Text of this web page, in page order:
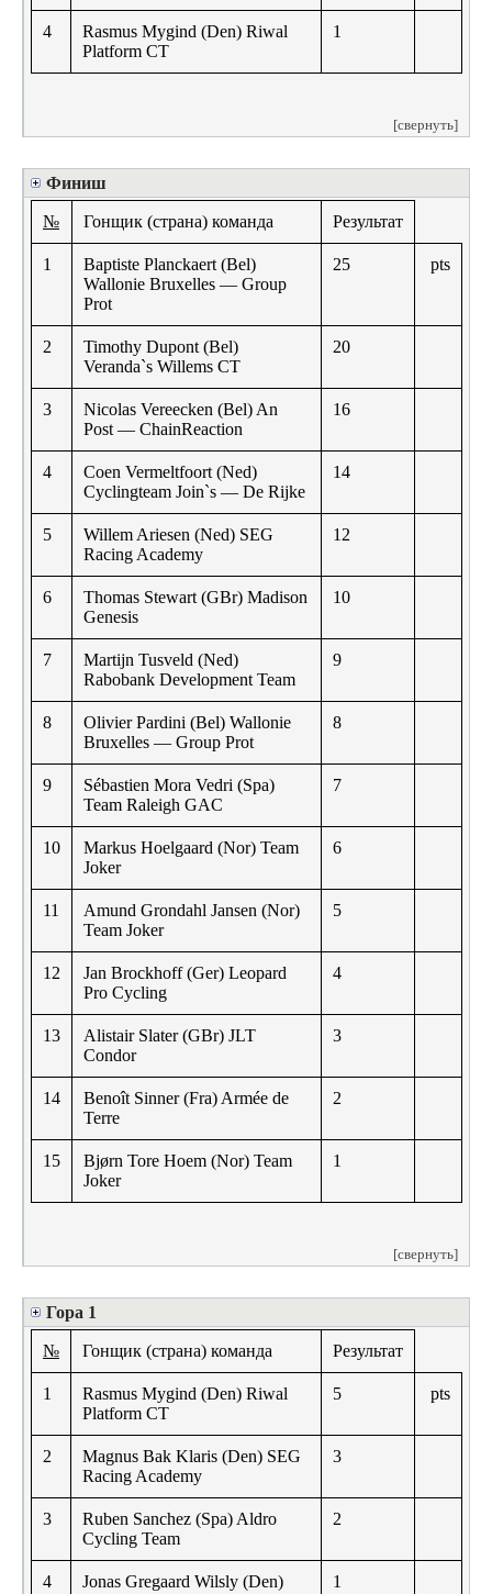
4
Rasmus Mygind (Den) Riwal
Platform CT
1
[свернуть]
Финиш
№ Гонщик (страна) команда Результат
1
Baptiste Planckaert (Bel)
Wallonie Bruxelles — Group
Prot
25 pts
2
Timothy Dupont (Bel)
Veranda`s Willems CT
20
3
Nicolas Vereecken (Bel) An
Post — ChainReaction
16
4
Coen Vermeltfoort (Ned)
Cyclingteam Join`s — De Rijke
14
5
Willem Ariesen (Ned) SEG
Racing Academy
12
6
Thomas Stewart (GBr) Madison
Genesis
10
7
Martijn Tusveld (Ned)
Rabobank Development Team
9
8
Olivier Pardini (Bel) Wallonie
Bruxelles — Group Prot
8
9
Sébastien Mora Vedri (Spa)
Team Raleigh GAC
7
10
Markus Hoelgaard (Nor) Team
Joker
6
11
Amund Grondahl Jansen (Nor)
Team Joker
5
12
Jan Brockhoff (Ger) Leopard
Pro Cycling
4
13
Alistair Slater (GBr) JLT
Condor
3
14
Benoît Sinner (Fra) Armée de
Terre
2
15
Bjørn Tore Hoem (Nor) Team
Joker
1
[свернуть]
Гора 1
№ Гонщик (страна) команда Результат
1
Rasmus Mygind (Den) Riwal
Platform CT
5 pts
2
Magnus Bak Klaris (Den) SEG
Racing Academy
3
3
Ruben Sanchez (Spa) Aldro
Cycling Team
2
4
Jonas Gregaard Wilsly (Den)
1